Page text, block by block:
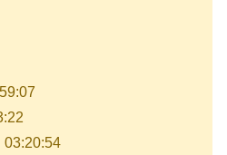
03:20:54